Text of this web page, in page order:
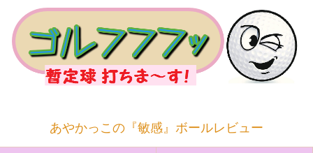
あやかっこの『敏感』ボールレビュー